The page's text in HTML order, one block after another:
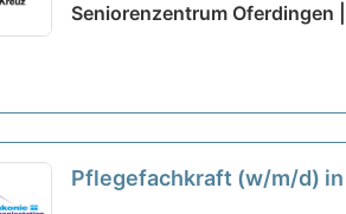
Seniorenzentrum Oferdingen
Pflegefachkraft (w/m/d) in